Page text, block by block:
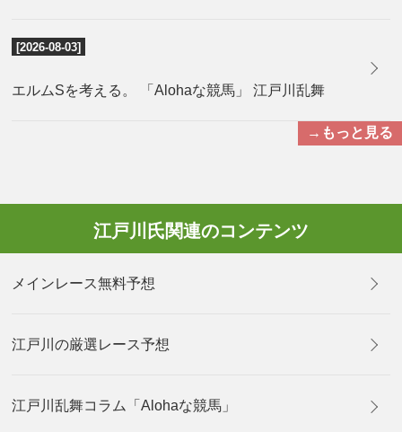
[2026-08-03]
エルムSを考える。 「Alohaな競馬」 江戸川乱舞
→もっと見る
江戸川氏関連のコンテンツ
メインレース無料予想
江戸川の厳選レース予想
江戸川乱舞コラム「Alohaな競馬」